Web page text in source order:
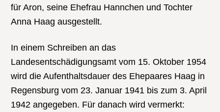
für Aron, seine Ehefrau Hannchen und Tochter
Anna Haag ausgestellt.
In einem Schreiben an das
Landesentschädigungsamt vom 15. Oktober 1954
wird die Aufenthaltsdauer des Ehepaares Haag in
Regensburg vom 23. Januar 1941 bis zum 3. April
1942 angegeben. Für danach wird vermerkt: